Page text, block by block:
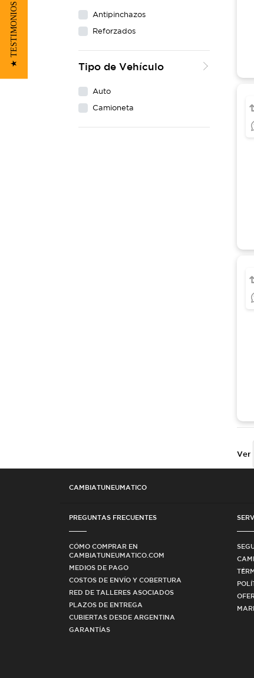
YOKOHAMA
Antipinchazos
Reforzados
Tipo de Vehículo
Auto
Camioneta
Ver
CAMBIATUNEUMATICO
PREGUNTAS FRECUENTES
CÓMO COMPRAR EN
CAMBIATUNEUMATICO.COM
MEDIOS DE PAGO
COSTOS DE ENVÍO Y COBERTURA
RED DE TALLERES ASOCIADOS
PLAZOS DE ENTREGA
CUBIERTAS DESDE ARGENTINA
GARANTÍAS
★ TESTIMONIOS